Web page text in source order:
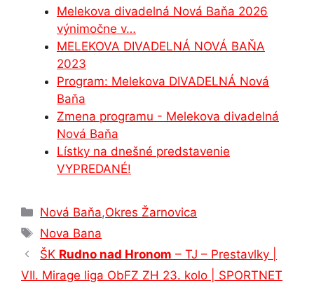
o
o
k
n
g
er
p
p
n
m
Melekova divadelná Nová Baňa 2026
výnimočne v…
MELEKOVA DIVADELNÁ NOVÁ BAŇA
2023
Program: Melekova DIVADELNÁ Nová
Baňa
Zmena programu - Melekova divadelná
Nová Baňa
Lístky na dnešné predstavenie
VYPREDANÉ!
Kategórie
Nová Baňa,Okres Žarnovica
Značky
Nova Bana
ŠK Rudno nad Hronom – TJ – Prestavlky |
VII. Mirage liga ObFZ ZH 23. kolo | SPORTNET